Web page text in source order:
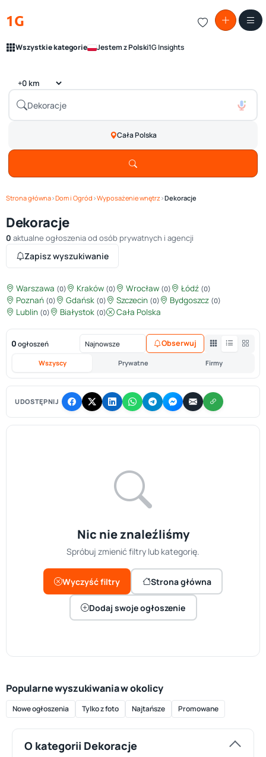
1G
Wszystkie kategorie Jestem z Polski1G Insights
Cała Polska
Strona główna›Dom i Ogród ›Wyposażenie wnętrz›Dekoracje
Dekoracje
0 aktualne ogłoszenia od osób prywatnych i agencji
Zapisz wyszukiwanie
Warszawa (0) Kraków (0) Wrocław (0) Łódź (0)
Poznań (0) Gdańsk (0) Szczecin (0) Bydgoszcz (0)
Lublin (0) Białystok (0) Cała Polska
0 ogłoszeń
Wszyscy Prywatne Firmy
Obserwuj
UDOSTĘPNIJ
Nic nie znaleźliśmy
Spróbuj zmienić filtry lub kategorię.
Wyczyść filtry Strona główna
Dodaj swoje ogłoszenie
Popularne wyszukiwania w okolicy
Nowe ogłoszenia Tylko z foto Najtańsze Promowane
O kategorii Dekoracje